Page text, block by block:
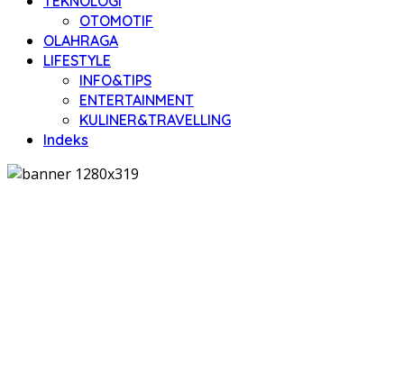
OTOMOTIF
OLAHRAGA
LIFESTYLE
INFO&TIPS
ENTERTAINMENT
KULINER&TRAVELLING
Indeks